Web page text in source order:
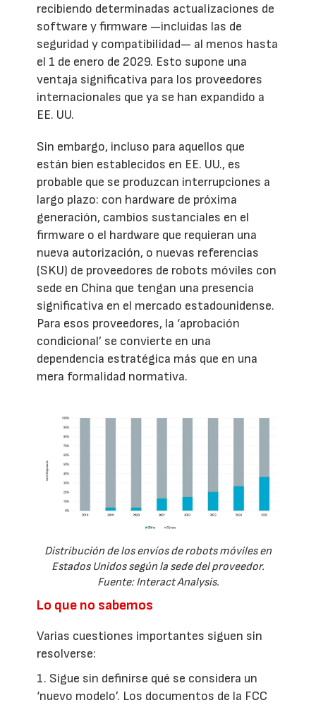
recibiendo determinadas actualizaciones de
software y firmware —incluidas las de
seguridad y compatibilidad— al menos hasta
el 1 de enero de 2029. Esto supone una
ventaja significativa para los proveedores
internacionales que ya se han expandido a
EE. UU.
Sin embargo, incluso para aquellos que
están bien establecidos en EE. UU., es
probable que se produzcan interrupciones a
largo plazo: con hardware de próxima
generación, cambios sustanciales en el
firmware o el hardware que requieran una
nueva autorización, o nuevas referencias
(SKU) de proveedores de robots móviles con
sede en China que tengan una presencia
significativa en el mercado estadounidense.
Para esos proveedores, la ‘aprobación
condicional’ se convierte en una
dependencia estratégica más que en una
mera formalidad normativa.
Distribución de los envíos de robots móviles en
Estados Unidos según la sede del proveedor.
Fuente: Interact Analysis.
Lo que no sabemos
Varias cuestiones importantes siguen sin
resolverse:
1. Sigue sin definirse qué se considera un
‘nuevo modelo’. Los documentos de la FCC